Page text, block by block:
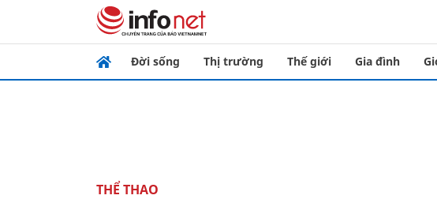
Đời sống Thị trường Thế giới Gia đình
THỂ THAO